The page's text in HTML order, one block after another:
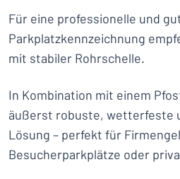
Für eine professionelle und
Parkplatzkennzeichnung
mit stabiler Rohrschelle.
In Kombination mit einem
äußerst robuste, wetterfeste
Lösung – perfekt für
Besucherparkplätze oder